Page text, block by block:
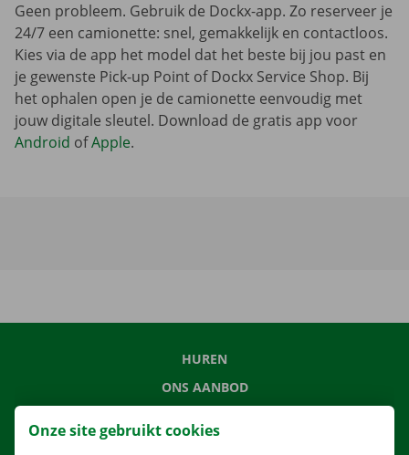
Geen probleem. Gebruik de Dockx-app. Zo reserveer je
24/7 een camionette: snel, gemakkelijk en contactloos.
Kies via de app het model dat het beste bij jou past en
je gewenste Pick-up Point of Dockx Service Shop. Bij
het ophalen open je de camionette eenvoudig met
jouw digitale sleutel. Download de gratis app voor
Android ofApple.
HUREN
ONS AANBOD
Onze site gebruikt cookies